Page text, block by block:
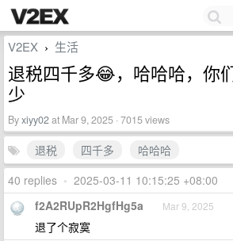
V2EX › 生活
退税四千多😂，哈哈哈，你
少
Byxiyy02at Mar 9, 2025 · 7015 views
退税 四千多
哈哈哈
40 replies • 2025-03-11 10:15:25 +08:00
f2A2RUpR2HgfHg5a Mar 9, 2025
退了个寂寞